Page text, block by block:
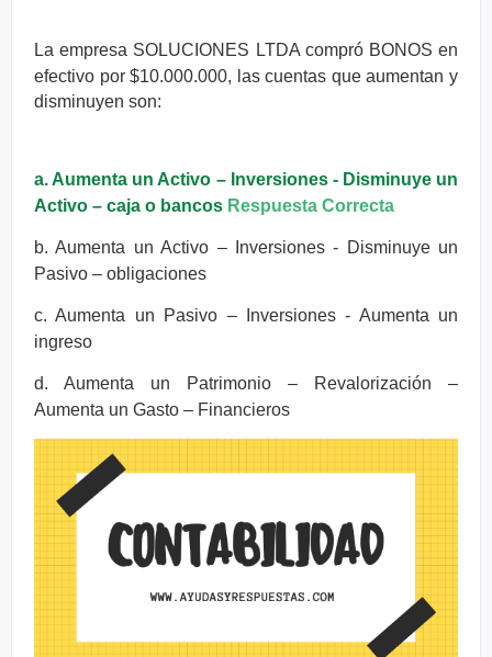
La empresa SOLUCIONES LTDA compró BONOS en
efectivo por$10.000.000, las cuentas que aumentan y
disminuyen son:
a. Aumenta un Activo – Inversiones - Disminuye un
Activo – caja o bancos Respuesta Correcta
b. Aumenta un Activo – Inversiones - Disminuye un
Pasivo – obligaciones
c. Aumenta un Pasivo – Inversiones - Aumenta un
ingreso
d. Aumenta un Patrimonio – Revalorización –
Aumenta un Gasto – Financieros